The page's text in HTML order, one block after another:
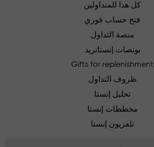
كل هذا للمتداولين
فتح حساب فوري
منصة التداول
بونصات إنستاتريد
Gifts for replenishment
ظروف التداول
تحليل إنستا
مخططات إنستا
تلفزيون إنستا